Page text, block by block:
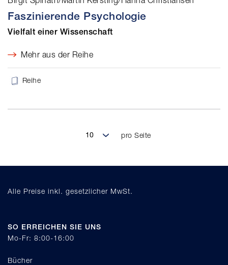
Faszinierende Psychologie
Vielfalt einer Wissenschaft
Mehr aus der Reihe
Reihe
pro Seite
Alle Preise inkl. gesetzlicher MwSt.
SO ERREICHEN SIE UNS
Mo-Fr: 8:00-16:00
Bücher